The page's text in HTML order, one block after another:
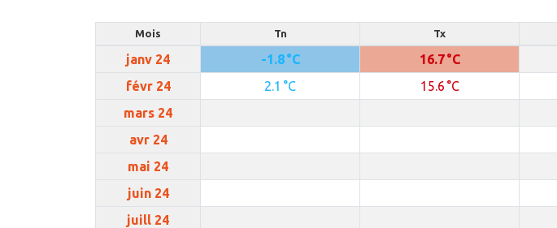
Mois Tn Tx
janv 24 -1.8 °C 16.7 °C
févr 24
2.1 °C 15.6 °C
mars 24
avr 24
mai 24
juin 24
juill 24